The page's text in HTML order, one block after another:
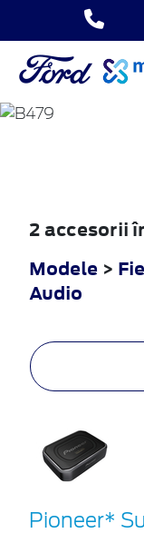
2 accesorii
Modele >
Audio
Pioneer*